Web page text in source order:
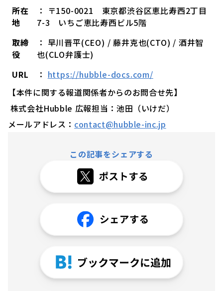
所在
地
： 〒150-0021 東京都渋谷区恵比寿西2丁目
7-3 いちご恵比寿西ビル5階
取締
役
： 早川晋平(CEO) / 藤井克也(CTO) / 酒井智
也(CLO弁護士)
URL
： https://hubble-docs.com/
【本件に関する報道関係者からのお問合せ先】
株式会社Hubble 広報担当：池田（いけだ）
メールアドレス： contact@hubble-inc.jp
この記事をシェアする